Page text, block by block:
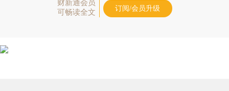
财新通会员
可畅读全文
订阅/会员升级